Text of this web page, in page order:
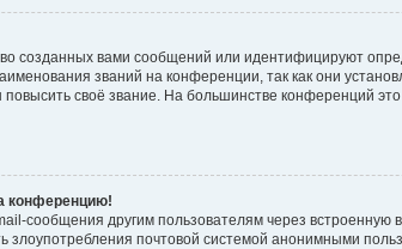
созданных вами сообщений или идентифицируют
званий на конференции, так как они
своё звание. На большинстве конференций
конференцию!
сообщения другим пользователям через
злоупотребления почтовой системой анонимными